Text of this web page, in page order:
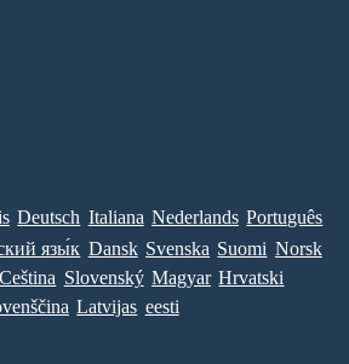
Deutsch Italiana Nederlands Português
язы́к Dansk Svenska Suomi Norsk
Ceština Slovenský Magyar Hrvatski
Latvijas eesti